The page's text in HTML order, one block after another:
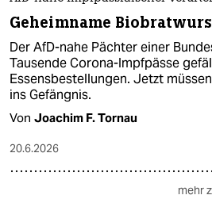
Geheimname
Der AfD-nahe Pächter einer
Tausende Corona-Impfpässe
Essensbestellungen. Jetzt
ins Gefängnis.
Von Joachim F. Tornau
20.6.2026
mehr